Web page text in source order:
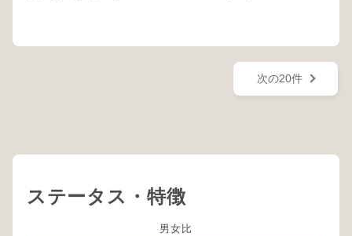
次の20件
ステータス・特徴
男女比